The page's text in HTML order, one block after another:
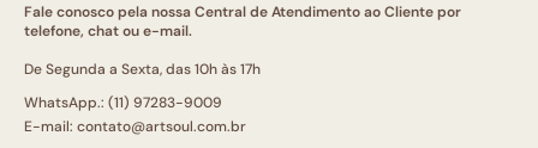
Fale conosco pela nossa Central de Atendimento ao Cliente por
telefone, chat ou e-mail.
De Segunda a Sexta, das 10h às 17h
WhatsApp.: (11) 97283-9009
E-mail: contato@artsoul.com.br